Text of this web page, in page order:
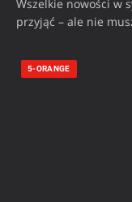
Wszelkie nowości w
przyjąć – ale nie
5-ORANGE